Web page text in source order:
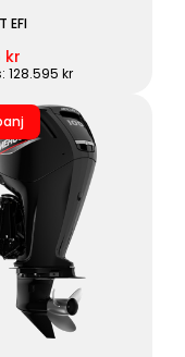
EFI
kr
128.595 kr